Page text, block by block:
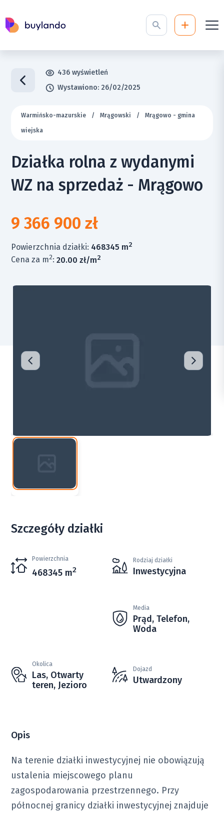
436 wyświetleń
Wystawiono: 26/02/2025
Warmińsko-mazurskie / Mrągowski / Mrągowo - gmina
wiejska
Działka rolna z wydanymi
WZ na sprzedaż - Mrągowo
9 366 900 zł
Powierzchnia działki: 468345 m2
Cena za m2:20.00 zł/m2
Szczegóły działki
Powierzchnia
468345 m2
Rodziaj działki
Inwestycyjna
Media
Prąd, Telefon,
Woda
Okolica
Las, Otwarty
teren, Jezioro
Dojazd
Utwardzony
Opis
Na terenie działki inwestycyjnej nie obowiązują
ustalenia miejscowego planu
zagospodarowania przestrzennego. Przy
północnej granicy działki inwestycyjnej znajduje